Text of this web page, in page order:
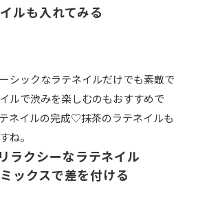
ルも入れてみる
シックなラテネイルだけでも素敵で
ルで渋みを楽しむのもおすすめで
ネイルの完成♡抹茶のラテネイルも
ね。
ラクシーなラテネイル
ックスで差を付ける